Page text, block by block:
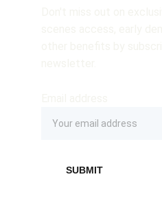
SUBMIT